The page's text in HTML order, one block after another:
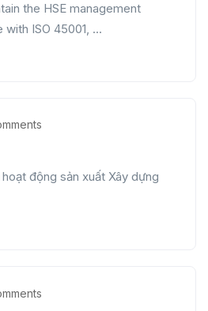
the HSE management
ISO 45001, ...
động sản xuất Xây dựng